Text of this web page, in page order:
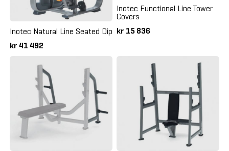
Inotec Natural Line Seated Dip
kr 41 492
Inotec Functional Line Tower
Covers
kr 15 836